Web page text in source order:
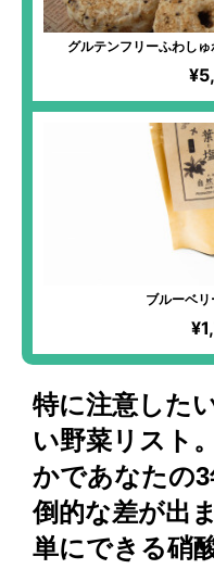
グルテンフリーふわし
ブルーベ
特に注意した
い野菜リスト
かであなたの
倒的な差が出
単にできる硝